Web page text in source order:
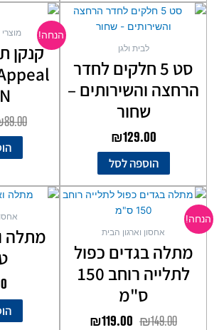
לבית ולגן
סט 5 חלקים לחדר
הרחצה והשירותים –
שחור
₪129.00
הוספה לסל
הנחה! מוצרי Food Appeal
89.00
הנחה!
אחסון וארגון הבית
מתלה בגדים כפול
לתלייה רוחב 150
ס"מ
₪149.00
המחיר
המקורי
היה:
₪149.00.
₪119.00
המחיר
₪119.00. מתלה